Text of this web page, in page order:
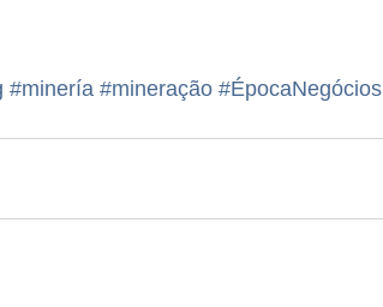
#minería #mineração #ÉpocaNegócios